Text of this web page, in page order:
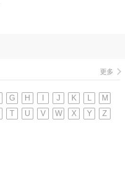
更多
G H J K
M
T U V W X Y Z